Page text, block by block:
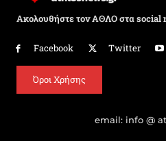
Ακολουθήστε τον ΑΘΛΟ στα social
Facebook Twitter
Όροι Χρήσης
email: info @